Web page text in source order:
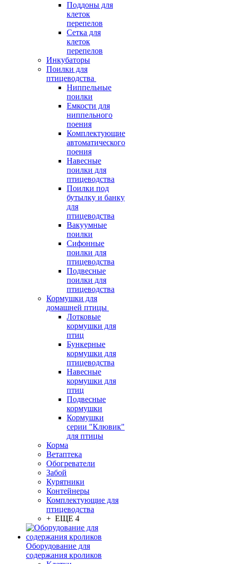
Поддоны для
клеток
перепелов
Сетка для
клеток
перепелов
Инкубаторы
Поилки для
птицеводства
Ниппельные
поилки
Емкости для
ниппельного
поения
Комплектующие
автоматического
поения
Навесные
поилки для
птицеводства
Поилки под
бутылку и банку
для
птицеводства
Вакуумные
поилки
Сифонные
поилки для
птицеводства
Подвесные
поилки для
птицеводства
Кормушки для
домашней птицы
Лотковые
кормушки для
птиц
Бункерные
кормушки для
птицеводства
Навесные
кормушки для
птиц
Подвесные
кормушки
Кормушки
серии "Клювик"
для птицы
Корма
Ветаптека
Обогреватели
Забой
Курятники
Контейнеры
Комплектующие для
птицеводства
+ ЕЩЕ 4
Оборудование для
содержания кроликов